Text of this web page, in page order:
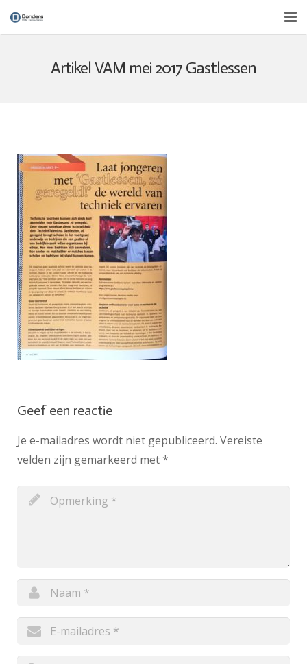
Artikel VAM mei 2017 Gastlessen
Geef een reactie
Je e-mailadres wordt niet gepubliceerd. Vereiste
velden zijn gemarkeerd met*